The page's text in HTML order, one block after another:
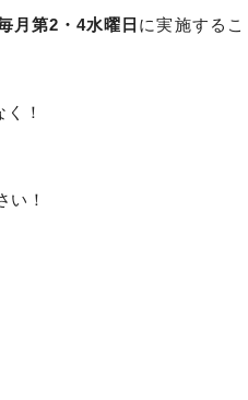
月第2・4水曜日 に実施するこ
！
い！